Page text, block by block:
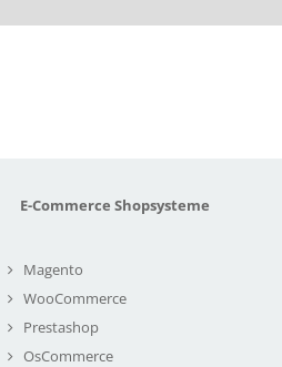
E-Commerce Shopsysteme
Magento
WooCommerce
Prestashop
OsCommerce